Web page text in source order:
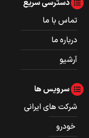
دسترسی سریع
تماس با ما
درباره ما
آرشیو
سرویس ها
شرکت های ایرانی
خودرو